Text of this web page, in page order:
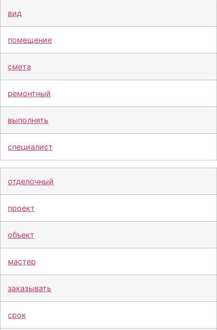
вид
помещение
смета
ремонтный
выполнять
специалист
отделочный
проект
объект
мастер
заказывать
срок